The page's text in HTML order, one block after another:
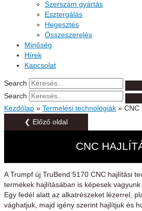
Szerszám gyártás
Esztergálás
Hegesztés
Összeszerelés
Minőség
Hírek
Kapcsolat
Search
Search
Kezdőlap » Termelési technológiák » CNC
❮ Előző oldal
CNC
A Trumpf új TruBend 5170 CNC hajlítási
termékek hajlításában is képesek
Egy fedél alatt az alkatrészeket lézerrel,
vághatjuk, majd igény szerint hajlítjuk és